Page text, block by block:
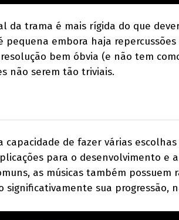
da trama é mais rígida do que
embora haja repercussões
bem óbvia (e não tem
não serem tão triviais.
de fazer várias
para o desenvolvimento e
as músicas também possuem
significativamente sua progressão,